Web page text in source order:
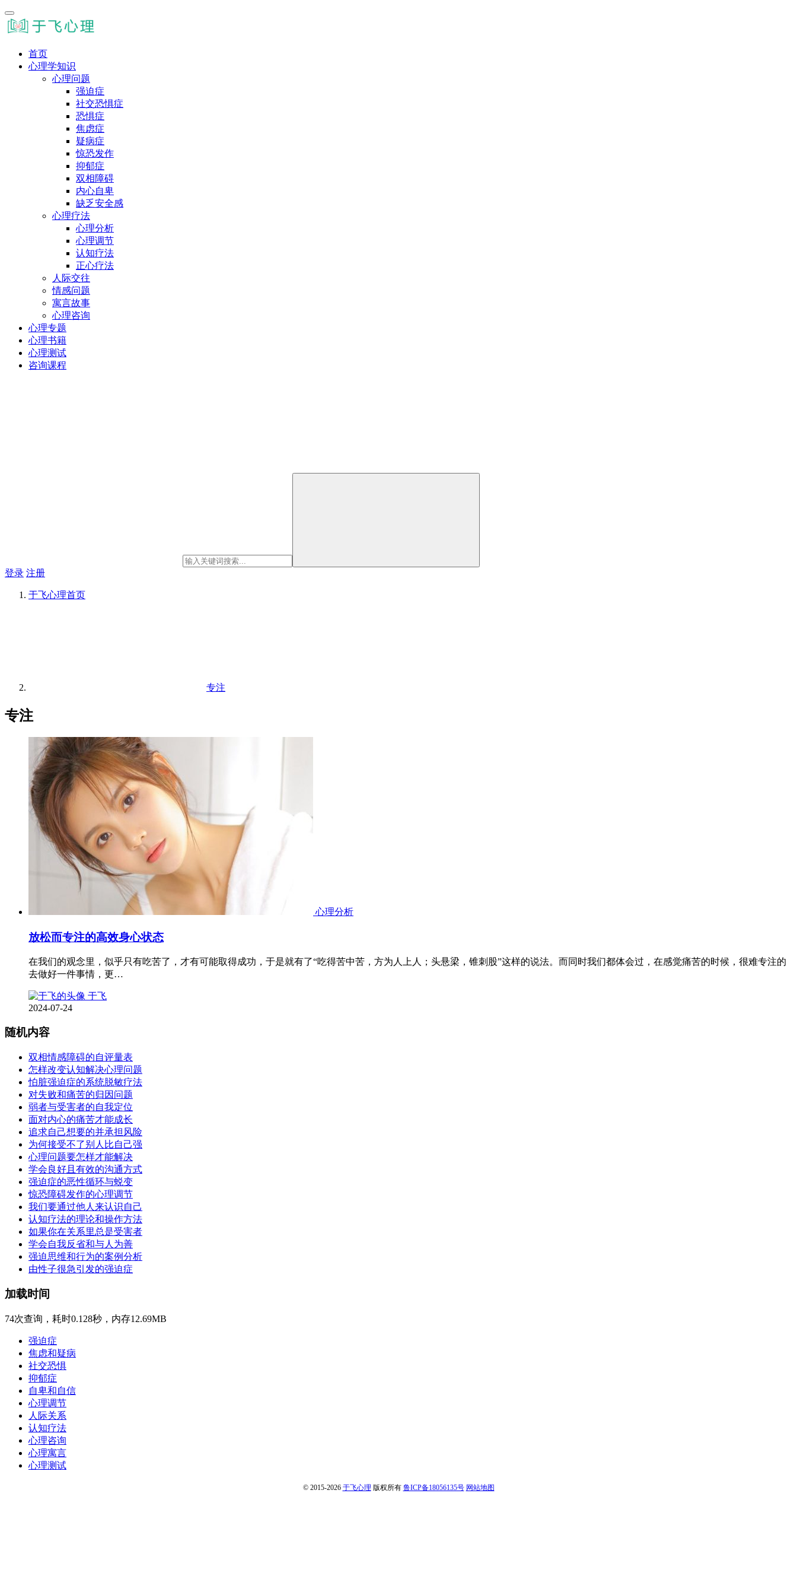
首页
心理学知识
心理问题
强迫症
社交恐惧症
恐惧症
焦虑症
疑病症
惊恐发作
抑郁症
双相障碍
内心自卑
缺乏安全感
心理疗法
心理分析
心理调节
认知疗法
正心疗法
人际交往
情感问题
寓言故事
心理咨询
心理专题
心理书籍
心理测试
咨询课程
登录 注册
于飞心理首页
专注
专注
心理分析
放松而专注的高效身心状态
在我们的观念里，似乎只有吃苦了，才有可能取得成功，于是就有了“吃得苦中苦，方为人上人；头悬梁，锥刺股”这样的说法。而同时我们都体会过，在感觉痛苦的时候，很难专注的
去做好一件事情，更…
于飞
2024-07-24
随机内容
双相情感障碍的自评量表
怎样改变认知解决心理问题
怕脏强迫症的系统脱敏疗法
对失败和痛苦的归因问题
弱者与受害者的自我定位
面对内心的痛苦才能成长
追求自己想要的并承担风险
为何接受不了别人比自己强
心理问题要怎样才能解决
学会良好且有效的沟通方式
强迫症的恶性循环与蜕变
惊恐障碍发作的心理调节
我们要通过他人来认识自己
认知疗法的理论和操作方法
如果你在关系里总是受害者
学会自我反省和与人为善
强迫思维和行为的案例分析
由性子很急引发的强迫症
加载时间
74次查询，耗时0.128秒，内存12.69MB
强迫症
焦虑和疑病
社交恐惧
抑郁症
自卑和自信
心理调节
人际关系
认知疗法
心理咨询
心理寓言
心理测试
© 2015-2026 于飞心理 版权所有 鲁ICP备18056135号 网站地图